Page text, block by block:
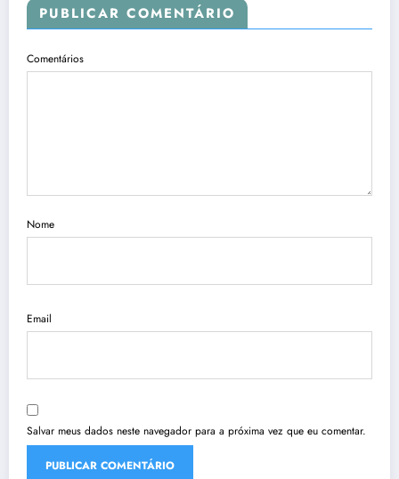
PUBLICAR COMENTÁRIO
Comentários
Nome
Email
Salvar meus dados neste navegador para a próxima vez que eu comentar.